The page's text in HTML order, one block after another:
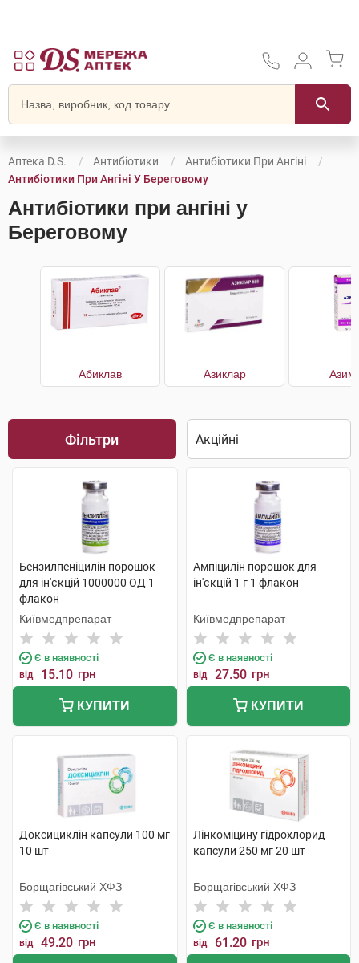
Аптека D.S. Антибіотики
Антибіотики При Ангіні
Антибіотики При Ангіні У Береговому
Антибіотики при ангіні у
Береговому
Абиклав Азиклар
Фільтри
Бензилпеніцилін порошок
для ін'єкцій 1000000 ОД 1
флакон
Київмедпрепарат
Є в наявності
від 15.10 грн
КУПИТИ
Ампіцилін порошок для
ін'єкцій 1 г 1 флакон
Київмедпрепарат
Є в наявності
від 27.50 грн
КУПИТИ
Доксициклін капсули 100 мг
10 шт
Борщагівський ХФЗ
Є в наявності
від 49.20 грн
Лінкоміцину гідрохлорид
капсули 250 мг 20 шт
Борщагівський ХФЗ
Є в наявності
від 61.20 грн